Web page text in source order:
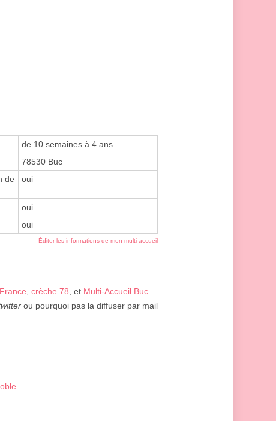
de 10 semaines à 4 ans
78530 Buc
de
oui
oui
oui
Éditer les informations de mon multi-accueil
, crèche 78, et Multi-Accueil Buc.
ou pourquoi pas la diffuser par mail